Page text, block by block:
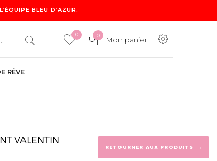
BLEU D’AZUR.
Mon panier
0
0
RÊVE
VALENTIN
RETOURNER AUX PRODUITS →